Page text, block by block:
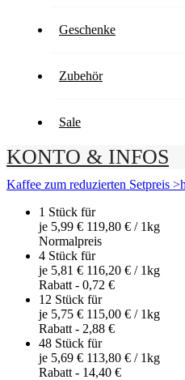
Geschenke
Zubehör
Sale
KONTO & INFOS
Artikel ist lieferbar
Lieferzeit
Inkl. MwSt. ,zzgl.
Versand
Kaffee zum reduzierten Setpreis
1 Stück für
je 5,99 € 119,80 € / 1kg
Normal­preis
4 Stück für
je 5,81 € 116,20 € / 1kg
Rabatt - 0,72 €
12 Stück für
je 5,75 € 115,00 € / 1kg
Rabatt - 2,88 €
48 Stück für
je 5,69 € 113,80 € / 1kg
Rabatt - 14,40 €